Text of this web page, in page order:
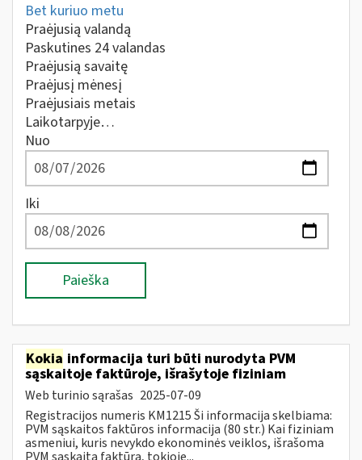
Bet kuriuo metu
Praėjusią valandą
Paskutines 24 valandas
Praėjusią savaitę
Praėjusį mėnesį
Praėjusiais metais
Laikotarpyje…
Nuo
Iki
Paieška
Kokia informacija turi būti nurodyta PVM
sąskaitoje faktūroje, išrašytoje fiziniam
Web turinio sąrašas 2025-07-09
Registracijos numeris KM1215 Ši informacija skelbiama:
PVM sąskaitos faktūros informacija (80 str.) Kai fiziniam
asmeniui, kuris nevykdo ekonominės veiklos, išrašoma
PVM sąskaita faktūra, tokioje...